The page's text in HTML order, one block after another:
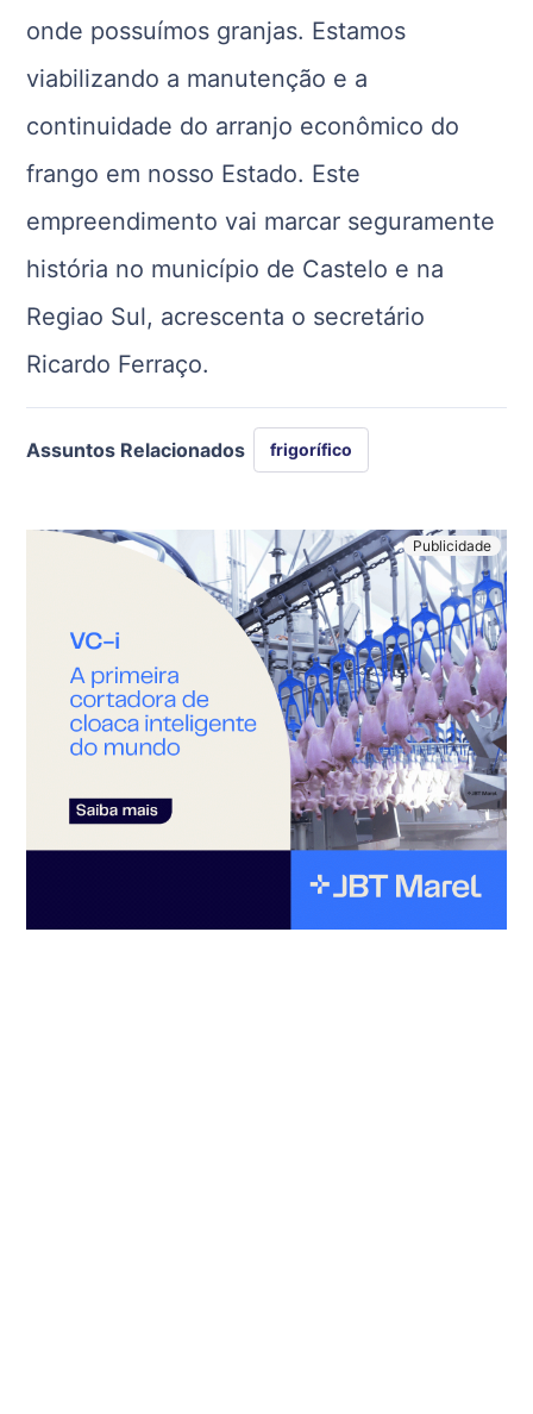
onde possuímos granjas. Estamos
viabilizando a manutenção e a
continuidade do arranjo econômico do
frango em nosso Estado. Este
empreendimento vai marcar seguramente
história no município de Castelo e na
Regiao Sul, acrescenta o secretário
Ricardo Ferraço.
Assuntos Relacionados frigorífico